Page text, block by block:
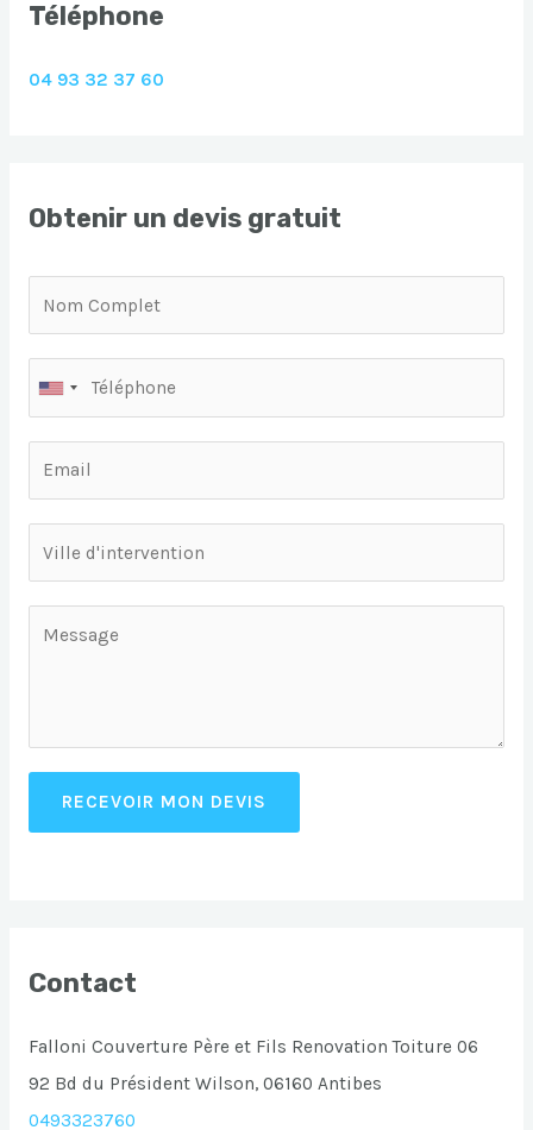
Téléphone
04 93 32 37 60
Obtenir un devis gratuit
RECEVOIR MON DEVIS
Contact
Falloni Couverture Père et Fils Renovation Toiture 06
92 Bd du Président Wilson, 06160 Antibes
0493323760